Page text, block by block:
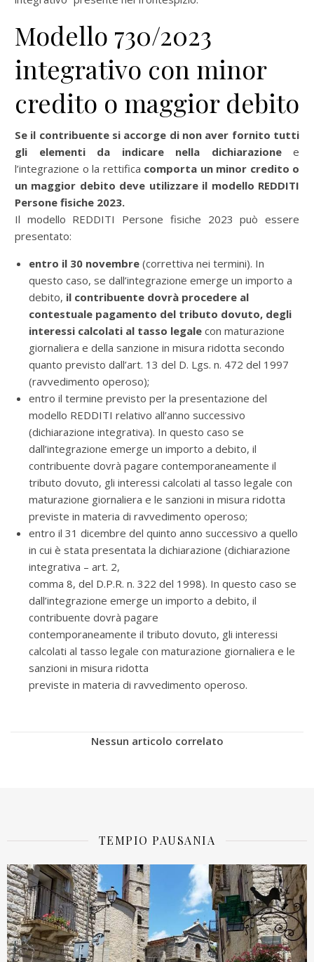
Modello 730/2023
integrativo con minor
credito o maggior debito
Se il contribuente si accorge di non aver fornito tutti
gli elementi da indicare nella dichiarazione e
l’integrazione o la rettifica comporta un minor credito o
un maggior debito deve utilizzare il modello REDDITI
Persone fisiche 2023.
Il modello REDDITI Persone fisiche 2023 può essere
presentato:
entro il 30 novembre (correttiva nei termini). In
questo caso, se dall’integrazione emerge un importo a
debito, il contribuente dovrà procedere al
contestuale pagamento del tributo dovuto, degli
interessi calcolati al tasso legale con maturazione
giornaliera e della sanzione in misura ridotta secondo
quanto previsto dall’art. 13 del D. Lgs. n. 472 del 1997
(ravvedimento operoso);
entro il termine previsto per la presentazione del
modello REDDITI relativo all’anno successivo
(dichiarazione integrativa). In questo caso se
dall’integrazione emerge un importo a debito, il
contribuente dovrà pagare contemporaneamente il
tributo dovuto, gli interessi calcolati al tasso legale con
maturazione giornaliera e le sanzioni in misura ridotta
previste in materia di ravvedimento operoso;
entro il 31 dicembre del quinto anno successivo a quello
in cui è stata presentata la dichiarazione (dichiarazione
integrativa – art. 2,
comma 8, del D.P.R. n. 322 del 1998). In questo caso se
dall’integrazione emerge un importo a debito, il
contribuente dovrà pagare
contemporaneamente il tributo dovuto, gli interessi
calcolati al tasso legale con maturazione giornaliera e le
sanzioni in misura ridotta
previste in materia di ravvedimento operoso.
Nessun articolo correlato
TEMPIO PAUSANIA